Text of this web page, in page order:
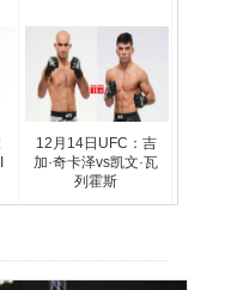
12月14日UFC：吉
加·奇卡泽vs凯文·瓦
列霍斯